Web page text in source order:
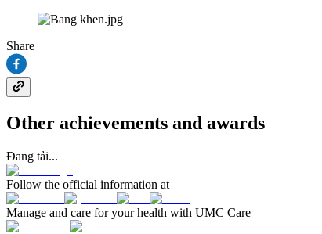
Share
Other achievements and awards
Đang tải...
Follow the official information at
Manage and care for your health with UMC Care